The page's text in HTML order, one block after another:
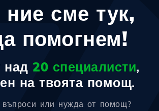
ние сме тук,
помогнем!
над 20 специалисти,
на твоята помощ.
или нужда от помощ?